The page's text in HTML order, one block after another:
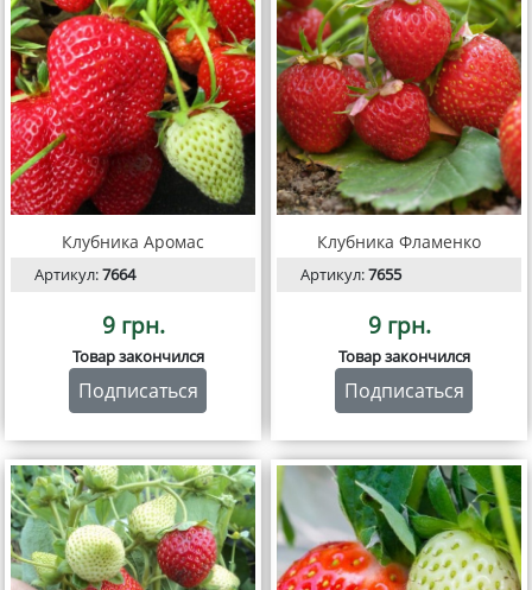
Клубника Аромас
Артикул:7664
9 грн.
Товар закончился
Подписаться
Клубника Фламенко
Артикул:7655
9 грн.
Товар закончился
Подписаться